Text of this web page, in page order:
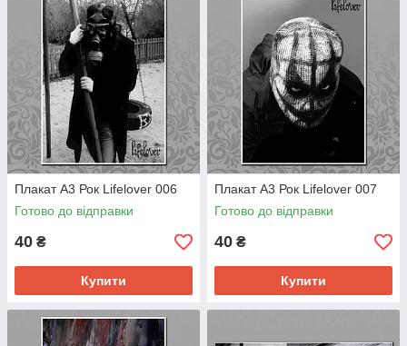
Плакат А3 Рок Lifelover 006
Готово до відправки
40 ₴
Купити
Плакат А3 Рок Lifelover 007
Готово до відправки
40 ₴
Купити